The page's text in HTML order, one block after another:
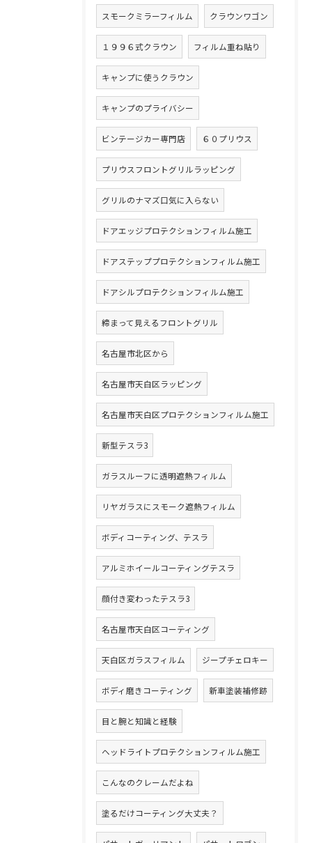
スモークミラーフィルム クラウンワゴン
１９９６式クラウン フィルム重ね貼り
キャンプに使うクラウン
キャンプのプライバシー
ビンテージカー専門店 ６０プリウス
プリウスフロントグリルラッピング
グリルのナマズ口気に入らない
ドアエッジプロテクションフィルム施工
ドアステッププロテクションフィルム施工
ドアシルプロテクションフィルム施工
締まって見えるフロントグリル
名古屋市北区から
名古屋市天白区ラッピング
名古屋市天白区プロテクションフィルム施工
新型テスラ3
ガラスルーフに透明遮熱フィルム
リヤガラスにスモーク遮熱フィルム
ボディコーティング、テスラ
アルミホイールコーティングテスラ
顔付き変わったテスラ3
名古屋市天白区コーティング
天白区ガラスフィルム ジープチェロキー
ボディ磨きコーティング 新車塗装補修跡
目と腕と知識と経験
ヘッドライトプロテクションフィルム施工
こんなのクレームだよね
塗るだけコーティング大丈夫？